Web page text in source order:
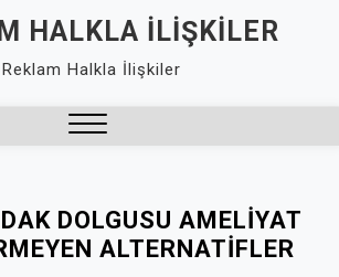
HALKLA İLIŞKILER
Reklam Halkla İlişkiler
DOLGUSU AMELIYAT
ALTERNATIFLER